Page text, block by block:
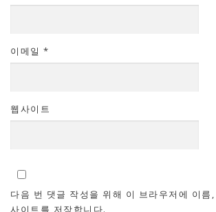
이메일 *
웹사이트
다음 번 댓글 작성을 위해 이 브라우저에 이름
사이트를 저장합니다.